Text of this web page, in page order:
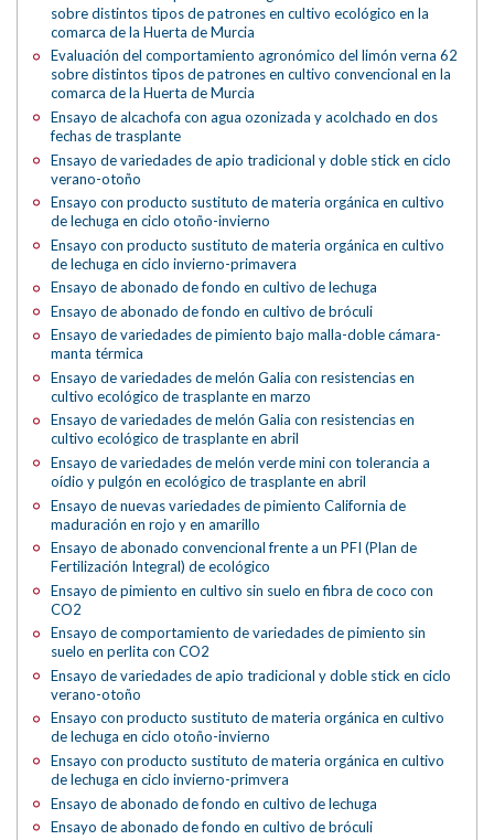
sobre distintos tipos de patrones en cultivo ecológico en la
comarca de la Huerta de Murcia
Evaluación del comportamiento agronómico del limón verna 62
sobre distintos tipos de patrones en cultivo convencional en la
comarca de la Huerta de Murcia
Ensayo de alcachofa con agua ozonizada y acolchado en dos
fechas de trasplante
Ensayo de variedades de apio tradicional y doble stick en ciclo
verano-otoño
Ensayo con producto sustituto de materia orgánica en cultivo
de lechuga en ciclo otoño-invierno
Ensayo con producto sustituto de materia orgánica en cultivo
de lechuga en ciclo invierno-primavera
Ensayo de abonado de fondo en cultivo de lechuga
Ensayo de abonado de fondo en cultivo de bróculi
Ensayo de variedades de pimiento bajo malla-doble cámara-
manta térmica
Ensayo de variedades de melón Galia con resistencias en
cultivo ecológico de trasplante en marzo
Ensayo de variedades de melón Galia con resistencias en
cultivo ecológico de trasplante en abril
Ensayo de variedades de melón verde mini con tolerancia a
oídio y pulgón en ecológico de trasplante en abril
Ensayo de nuevas variedades de pimiento California de
maduración en rojo y en amarillo
Ensayo de abonado convencional frente a un PFI (Plan de
Fertilización Integral) de ecológico
Ensayo de pimiento en cultivo sin suelo en fibra de coco con
CO2
Ensayo de comportamiento de variedades de pimiento sin
suelo en perlita con CO2
Ensayo de variedades de apio tradicional y doble stick en ciclo
verano-otoño
Ensayo con producto sustituto de materia orgánica en cultivo
de lechuga en ciclo otoño-invierno
Ensayo con producto sustituto de materia orgánica en cultivo
de lechuga en ciclo invierno-primvera
Ensayo de abonado de fondo en cultivo de lechuga
Ensayo de abonado de fondo en cultivo de bróculi